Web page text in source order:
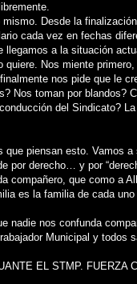
Desde la
cada vez en fechas
llegamos a la situación
quiere. Nos miente
nos pide que le
Nos toman por blandos?
del Sindicato?
que piensan esto. Vamos
por derecho… y por
compañero, que como a
es la familia de cada
nadie nos confunda
Municipal y todos
EL STMP. FUERZA